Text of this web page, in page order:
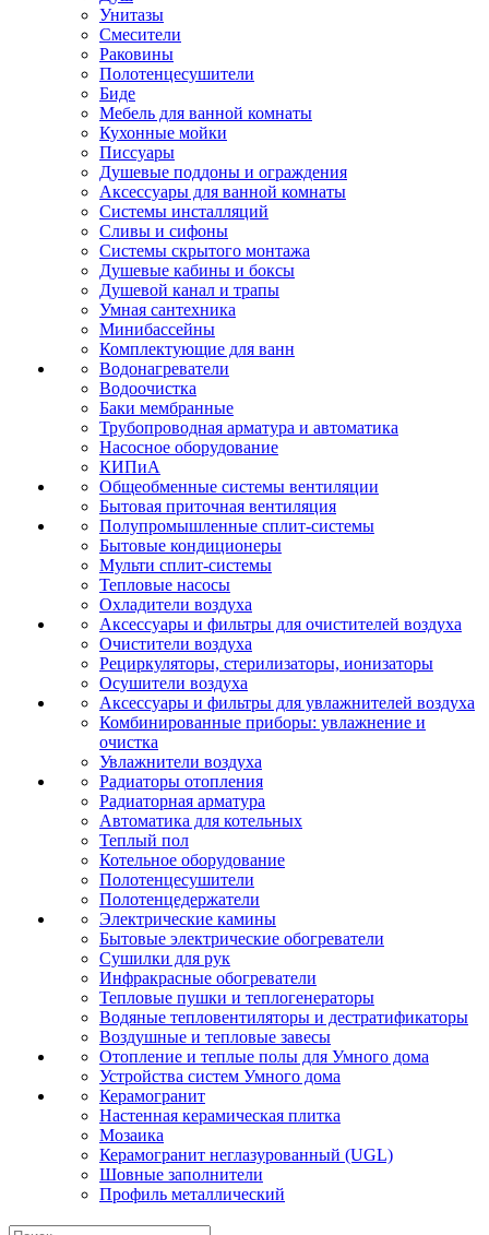
Унитазы
Смесители
Раковины
Полотенцесушители
Биде
Мебель для ванной комнаты
Кухонные мойки
Писсуары
Душевые поддоны и ограждения
Аксессуары для ванной комнаты
Системы инсталляций
Сливы и сифоны
Системы скрытого монтажа
Душевые кабины и боксы
Душевой канал и трапы
Умная сантехника
Минибассейны
Комплектующие для ванн
Водонагреватели
Водоочистка
Баки мембранные
Трубопроводная арматура и автоматика
Насосное оборудование
КИПиА
Общеобменные системы вентиляции
Бытовая приточная вентиляция
Полупромышленные сплит-системы
Бытовые кондиционеры
Мульти сплит-системы
Тепловые насосы
Охладители воздуха
Аксессуары и фильтры для очистителей воздуха
Очистители воздуха
Рециркуляторы, стерилизаторы, ионизаторы
Осушители воздуха
Аксессуары и фильтры для увлажнителей воздуха
Комбинированные приборы: увлажнение и
очистка
Увлажнители воздуха
Радиаторы отопления
Радиаторная арматура
Автоматика для котельных
Теплый пол
Котельное оборудование
Полотенцесушители
Полотенцедержатели
Электрические камины
Бытовые электрические обогреватели
Сушилки для рук
Инфракрасные обогреватели
Тепловые пушки и теплогенераторы
Водяные тепловентиляторы и дестратификаторы
Воздушные и тепловые завесы
Отопление и теплые полы для Умного дома
Устройства систем Умного дома
Керамогранит
Настенная керамическая плитка
Мозаика
Керамогранит неглазурованный (UGL)
Шовные заполнители
Профиль металлический